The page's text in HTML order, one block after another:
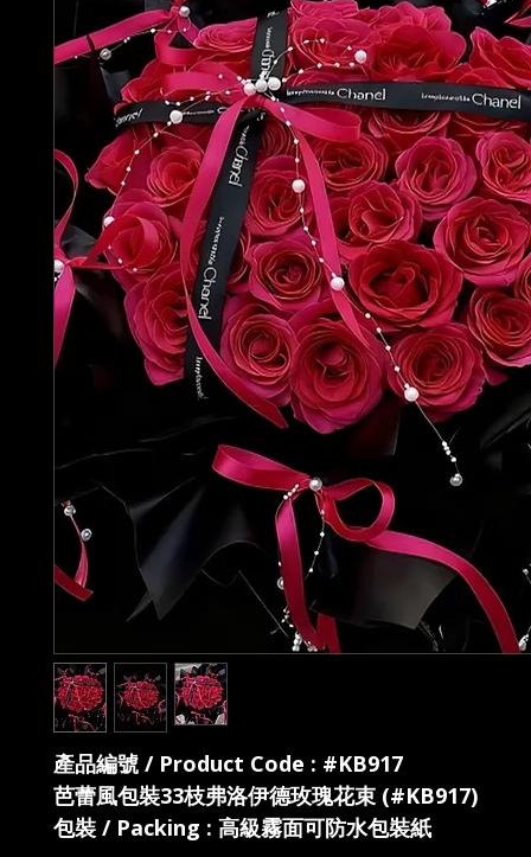
產品編號 / Product Code : #KB917
芭蕾風包裝33枝弗洛伊德玫瑰花束 (#KB917)
包裝 / Packing : 高級霧面可防水包裝紙